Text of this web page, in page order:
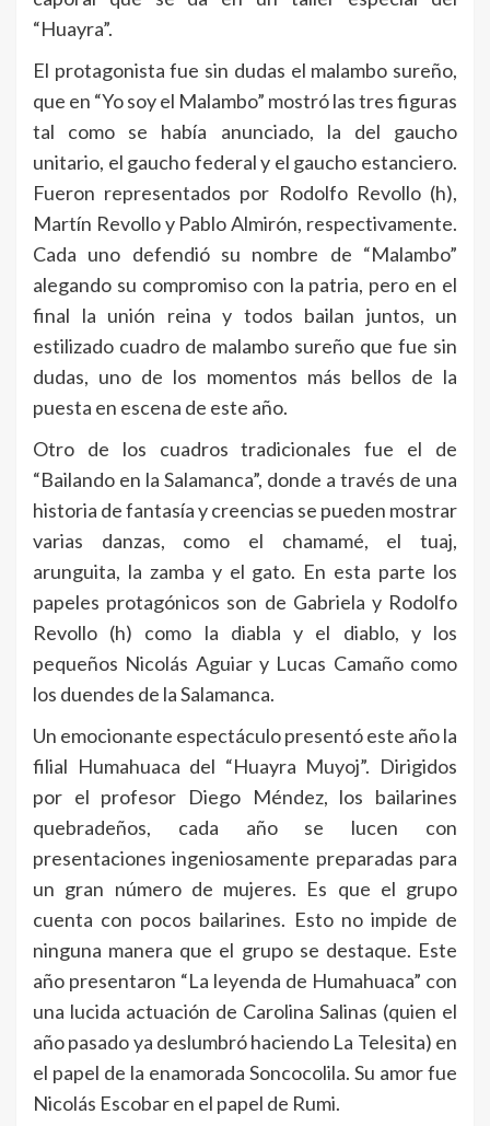
“Huayra”.
El protagonista fue sin dudas el malambo sureño,
que en “Yo soy el Malambo” mostró las tres figuras
tal como se había anunciado, la del gaucho
unitario, el gaucho federal y el gaucho estanciero.
Fueron representados por Rodolfo Revollo (h),
Martín Revollo y Pablo Almirón, respectivamente.
Cada uno defendió su nombre de “Malambo”
alegando su compromiso con la patria, pero en el
final la unión reina y todos bailan juntos, un
estilizado cuadro de malambo sureño que fue sin
dudas, uno de los momentos más bellos de la
puesta en escena de este año.
Otro de los cuadros tradicionales fue el de
“Bailando en la Salamanca”, donde a través de una
historia de fantasía y creencias se pueden mostrar
varias danzas, como el chamamé, el tuaj,
arunguita, la zamba y el gato. En esta parte los
papeles protagónicos son de Gabriela y Rodolfo
Revollo (h) como la diabla y el diablo, y los
pequeños Nicolás Aguiar y Lucas Camaño como
los duendes de la Salamanca.
Un emocionante espectáculo presentó este año la
filial Humahuaca del “Huayra Muyoj”. Dirigidos
por el profesor Diego Méndez, los bailarines
quebradeños, cada año se lucen con
presentaciones ingeniosamente preparadas para
un gran número de mujeres. Es que el grupo
cuenta con pocos bailarines. Esto no impide de
ninguna manera que el grupo se destaque. Este
año presentaron “La leyenda de Humahuaca” con
una lucida actuación de Carolina Salinas (quien el
año pasado ya deslumbró haciendo La Telesita) en
el papel de la enamorada Soncocolila. Su amor fue
Nicolás Escobar en el papel de Rumi.